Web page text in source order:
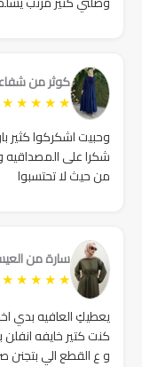
كوثر من
★
★
★
★
★
وحبيت اشكركوا كثير
شكرا على المصداقيه
من حيث لا تحتسبوا
سارة من
★
★
★
★
★
يعطيكِ العافيه بدي
كنت كتير خايفه
و ع القطع الي بتجنن